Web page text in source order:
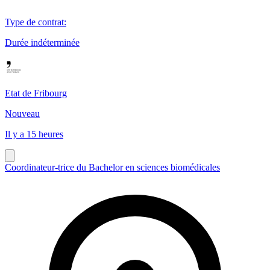
Type de contrat:
Durée indéterminée
Etat de Fribourg
Nouveau
Il y a 15 heures
Coordinateur-trice du Bachelor en sciences biomédicales